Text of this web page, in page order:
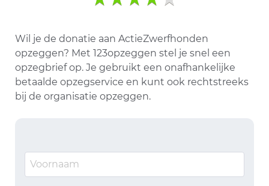
Wil je de donatie aan ActieZwerfhonden
opzeggen? Met 123opzeggen stel je snel een
opzegbrief op. Je gebruikt een onafhankelijke
betaalde opzegservice en kunt ook rechtstreeks
bij de organisatie opzeggen.